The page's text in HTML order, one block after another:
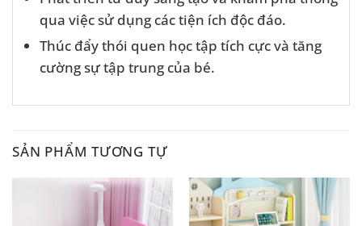
qua việc sử dụng các tiện ích độc đáo.
Thúc đẩy thói quen học tập tích cực và tăng
cường sự tập trung của bé.
SẢN PHẨM TƯƠNG TỰ